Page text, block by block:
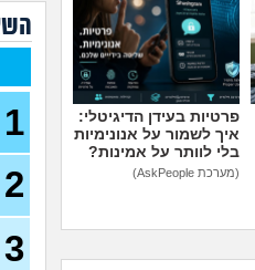
פרטיות בעידן הדיגיטלי:
איך לשמור על אנונימיות
בלי לוותר על אמינות?
(מערכת AskPeople)
1
2
3